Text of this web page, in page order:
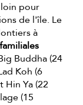
pour
de l'île. Le
à
familiales
Buddha (24
Koh (6
Hin Ya (22
(15